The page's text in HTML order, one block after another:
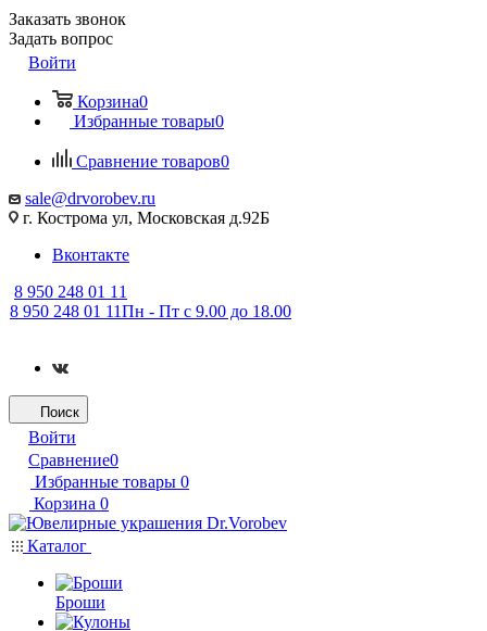
Заказать звонок
Задать вопрос
Войти
Корзина0
Избранные товары0
Сравнение товаров0
sale@drvorobev.ru
г. Кострома ул, Московская д.92Б
Вконтакте
8 950 248 01 11
8 950 248 01 11Пн - Пт с 9.00 до 18.00
Поиск
Войти
Сравнение0
Избранные товары 0
Корзина 0
Каталог
Броши